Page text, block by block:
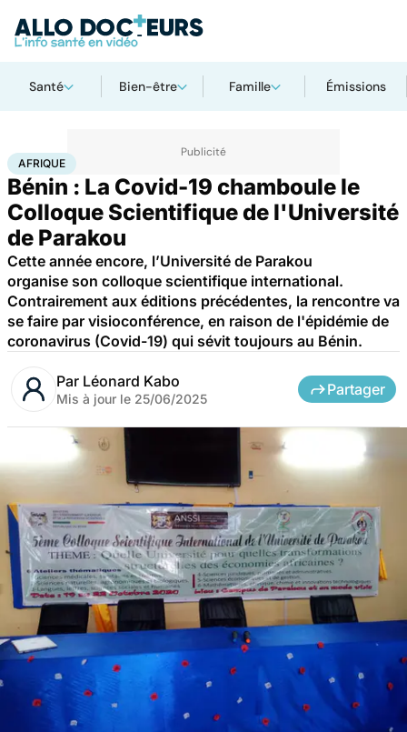
Santé Bien-être Famille Émissions
AccueilSanté
AFRIQUE
Bénin : La Covid-19 chamboule le
Colloque Scientifique de l'Université
de Parakou
Cette année encore, l’Université de Parakou
organise son colloque scientifique international.
Contrairement aux éditions précédentes, la rencontre va
se faire par visioconférence, en raison de l'épidémie de
coronavirus (Covid-19) qui sévit toujours au Bénin.
Par Léonard Kabo
Mis à jour le 25/06/2025
Partager